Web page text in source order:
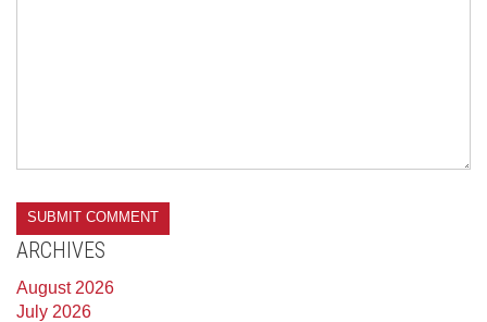
ARCHIVES
August 2026
July 2026